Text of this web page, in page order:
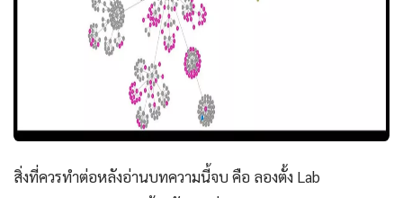
สิ่งที่ควรทำต่อหลังอ่านบทความนี้จบ คือ ลองตั้ง Lab